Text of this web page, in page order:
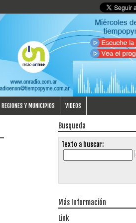
REGIONES Y MUNICIPIOS VIDEOS
Busqueda
Texto a buscar:
Más Información
Link